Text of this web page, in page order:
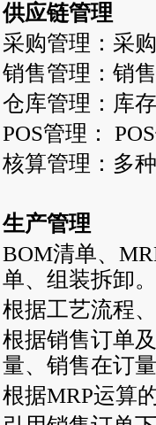
供应链管理
采购管理：采
销售管理：销
仓库管理：库
POS管理： POS
核算管理：多
生产管理
BOM清单、
单、组装拆卸。
根据工艺流程
根据销售订单
量、销售在订
根据MRP运算